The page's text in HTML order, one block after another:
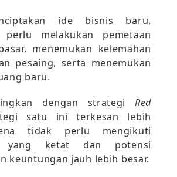
ide bisnis baru,
perlu melakukan pemetaan
menemukan kelemahan
pesaing, serta menemukan
baru.
dengan strategi Red
satu ini terkesan lebih
tidak perlu mengikuti
yang ketat dan potensi
keuntungan jauh lebih besar.